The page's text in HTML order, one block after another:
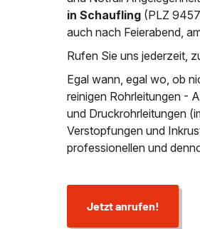
in Schaufling (PLZ
auch nach Feierabend,
Rufen Sie uns jederzeit,
Egal wann, egal wo, ob
reinigen Rohrleitungen -
und Druckrohrleitungen
Verstopfungen und
professionellen und
Jetzt anrufen!